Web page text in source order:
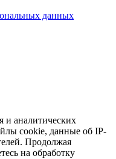
данных
и аналитических
cookie, данные об IP-
Продолжая
на обработку